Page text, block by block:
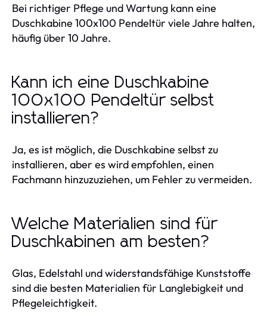
Bei richtiger Pflege und Wartung kann eine
Duschkabine 100x100 Pendeltür viele Jahre halten,
häufig über 10 Jahre.
Kann ich eine Duschkabine
100x100 Pendeltür selbst
installieren?
Ja, es ist möglich, die Duschkabine selbst zu
installieren, aber es wird empfohlen, einen
Fachmann hinzuzuziehen, um Fehler zu vermeiden.
Welche Materialien sind für
Duschkabinen am besten?
Glas, Edelstahl und widerstandsfähige Kunststoffe
sind die besten Materialien für Langlebigkeit und
Pflegeleichtigkeit.